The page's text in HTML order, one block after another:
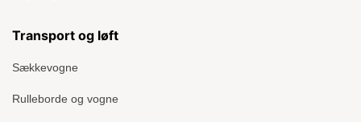
Transport og løft
Sækkevogne
Rulleborde og vogne